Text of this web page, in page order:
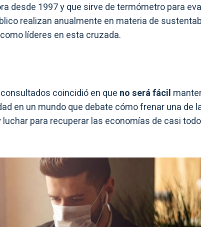
desde 1997 y que sirve de termómetro para
realizan anualmente en materia de
líderes en esta cruzada.
coincidió en que no será fácil
en un mundo que debate cómo frenar una de
para recuperar las economías de casi